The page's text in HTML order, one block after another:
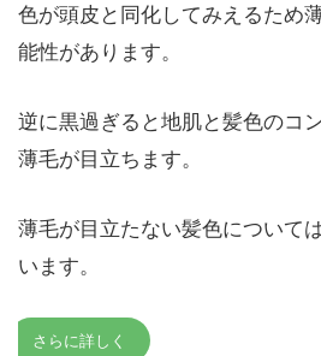
色が頭皮と同化してみえるため
能性があります。
逆に黒過ぎると地肌と髪色のコ
薄毛が目立ちます。
薄毛が目立たない髪色について
います。
さらに詳しく